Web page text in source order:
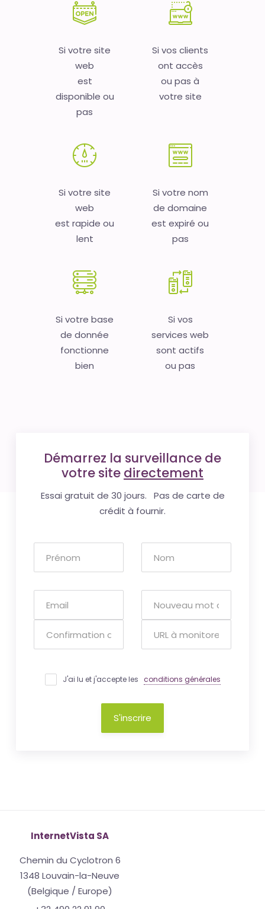
Si votre site
web
est
disponible ou
pas
Si vos clients
ont accès
ou pas à
votre site
Si votre site
web
est rapide ou
lent
Si votre nom
de domaine
est expiré ou
pas
Si votre base
de donnée
fonctionne
bien
Si vos
services web
sont actifs
ou pas
Démarrez la surveillance de
votre site directement
Essai gratuit de 30 jours. Pas de carte de
crédit à fournir.
J'ai lu et j'accepte les conditions générales
S'inscrire
InternetVista SA
Chemin du Cyclotron 6
1348 Louvain-la-Neuve
(Belgique / Europe)